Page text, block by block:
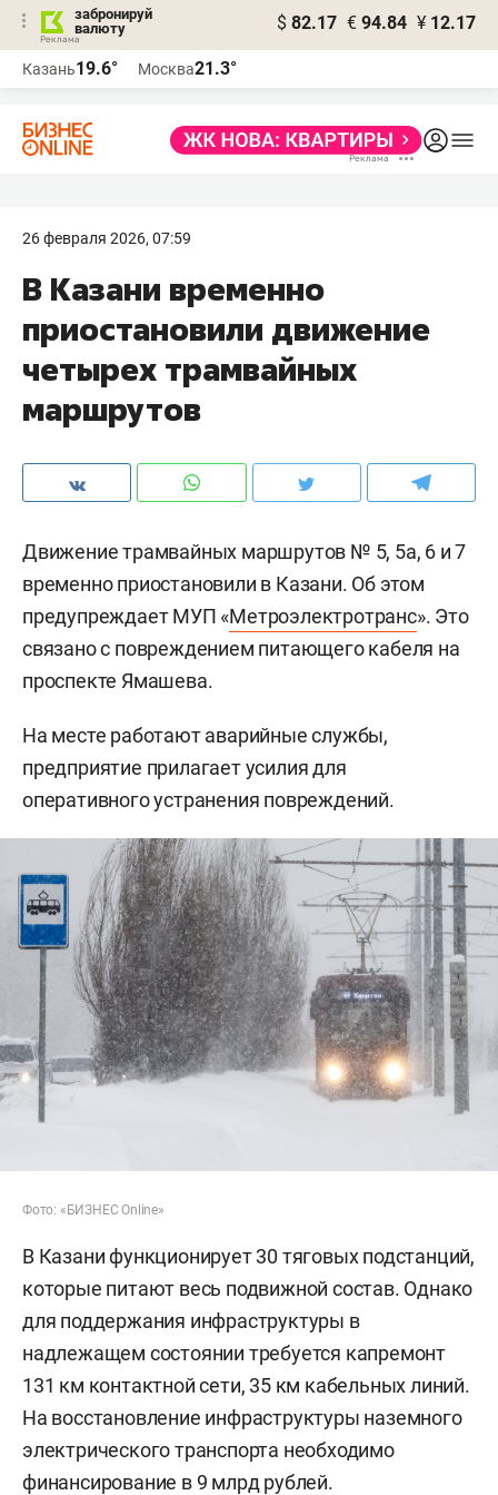
забронируй
валюту
$ 82.17 € 94.84 ¥ 12.17
Казань19.6° Москва21.3°
26 февраля 2026, 07:59
В Казани временно
приостановили движение
четырех трамвайных
маршрутов
Движение трамвайных маршрутов № 5, 5а, 6 и 7
временно приостановили в Казани. Об этом
предупреждает МУП «Метроэлектротранс». Это
связано с повреждением питающего кабеля на
проспекте Ямашева.
На месте работают аварийные службы,
предприятие прилагает усилия для
оперативного устранения повреждений.
Фото: «БИЗНЕС Online»
В Казани функционирует 30 тяговых подстанций,
которые питают весь подвижной состав. Однако
для поддержания инфраструктуры в
надлежащем состоянии требуется капремонт
131 км контактной сети, 35 км кабельных линий.
На восстановление инфраструктуры наземного
электрического транспорта необходимо
финансирование в 9 млрд рублей.